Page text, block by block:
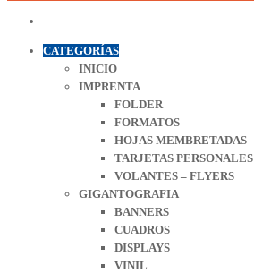
CATEGORÍAS
INICIO
IMPRENTA
FOLDER
FORMATOS
HOJAS MEMBRETADAS
TARJETAS PERSONALES
VOLANTES – FLYERS
GIGANTOGRAFIA
BANNERS
CUADROS
DISPLAYS
VINIL